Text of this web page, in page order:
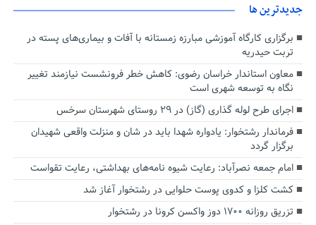
جديدترين ها
برگزاری کارگاه آموزشی مبارزه زمستانه با آفات و بیماری‌های پسته در
تربت حیدریه
معاون استاندار خراسان رضوی: کاهش خطر فرونشست نیازمند تغییر
نگاه به توسعه شهری است
اجرای طرح لوله گذاری (گاز) در ۲۹ روستای شهرستان سرخس
فرماندار رشتخوار: یادواره شهدا باید در شان و منزلت واقعی شهیدان
برگزار گردد
امام جمعه نصرآباد: رعایت شیوه نامه‌های بهداشتی، رعایت تقواست
کشت کلزا و کدوی پوست حلوایی در رشتخوار آغاز شد
تزریق روزانه ۱۷۰۰ دوز واکسن کرونا در رشتخوار